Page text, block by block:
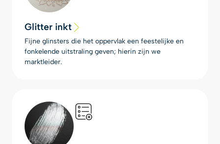
Glitter inkt
Fijne glinsters die het oppervlak een feestelijke en
fonkelende uitstraling geven; hierin zijn we
marktleider.